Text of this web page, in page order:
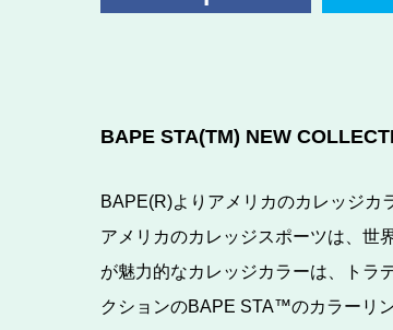
BAPE STA(TM) NEW
BAPE(R)よりアメリカのカレッジカ
アメリカのカレッジスポーツは、世
が魅力的なカレッジカラーは、トラ
クションのBAPE STA™のカラーリ